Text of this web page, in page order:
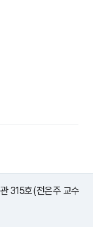
315호(전은주 교수